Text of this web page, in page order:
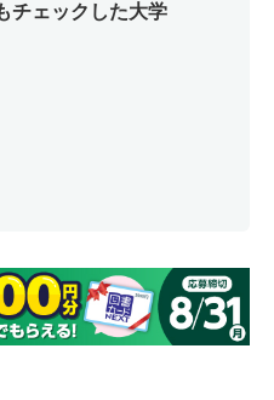
チェックした大学